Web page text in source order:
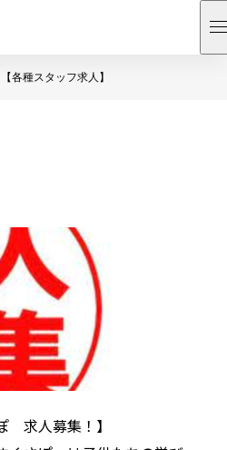
【各種スタッフ求人】
求人募集！】